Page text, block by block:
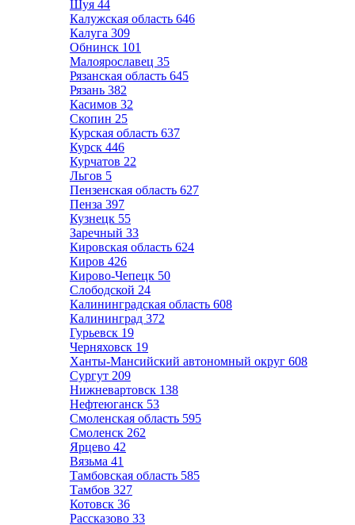
Шуя 44
Калужская область 646
Калуга 309
Обнинск 101
Малоярославец 35
Рязанская область 645
Рязань 382
Касимов 32
Скопин 25
Курская область 637
Курск 446
Курчатов 22
Льгов 5
Пензенская область 627
Пенза 397
Кузнецк 55
Заречный 33
Кировская область 624
Киров 426
Кирово-Чепецк 50
Слободской 24
Калининградская область 608
Калининград 372
Гурьевск 19
Черняховск 19
Ханты-Мансийский автономный округ 608
Сургут 209
Нижневартовск 138
Нефтеюганск 53
Смоленская область 595
Смоленск 262
Ярцево 42
Вязьма 41
Тамбовская область 585
Тамбов 327
Котовск 36
Рассказово 33